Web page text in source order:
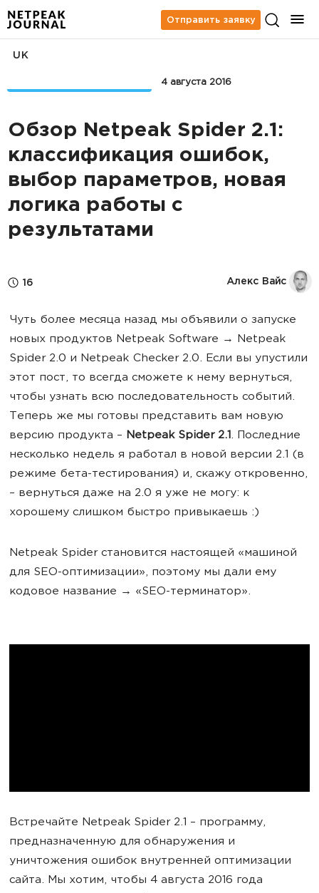
Отправить заявку
4 августа 2016
UK
Обзор Netpeak Spider 2.1:
классификация ошибок,
выбор параметров, новая
логика работы с
результатами
16 Алекс Вайс
Чуть более месяца назад мы объявили о запуске
новых продуктов Netpeak Software → Netpeak
Spider 2.0 и Netpeak Checker 2.0. Если вы упустили
этот пост, то всегда сможете к нему вернуться,
чтобы узнать всю последовательность событий.
Теперь же мы готовы представить вам новую
версию продукта – Netpeak Spider 2.1. Последние
несколько недель я работал в новой версии 2.1 (в
режиме бета-тестирования) и, скажу откровенно,
– вернуться даже на 2.0 я уже не могу: к
хорошему слишком быстро привыкаешь :)
Netpeak Spider становится настоящей «машиной
для SEO-оптимизации», поэтому мы дали ему
кодовое название → «SEO-терминатор».
Встречайте Netpeak Spider 2.1 – программу,
предназначенную для обнаружения и
уничтожения ошибок внутренней оптимизации
сайта. Мы хотим, чтобы 4 августа 2016 года